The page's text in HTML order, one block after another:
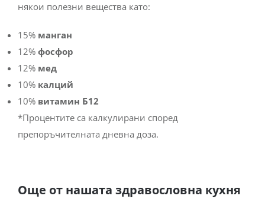
някои полезни вещества като:
15% манган
12% фосфор
12% мед
10% калций
10% витамин Б12
*Процентите са калкулирани според
препоръчителната дневна доза.
Още от нашата здравословна кухня